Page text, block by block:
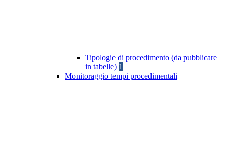
Tipologie di procedimento (da pubblicare
in tabelle) 1
Monitoraggio tempi procedimentali